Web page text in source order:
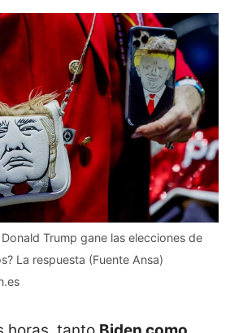
Trump gane las elecciones de
La respuesta (Fuente Ansa)